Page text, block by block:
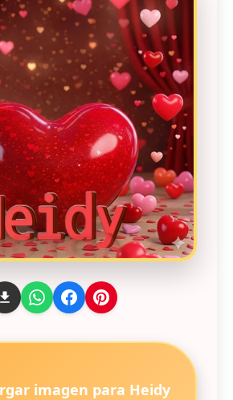
imagen para Heidy